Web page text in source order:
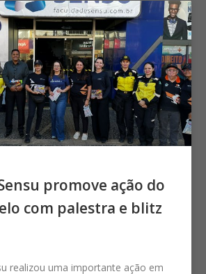
promove ação do
com palestra e blitz
realizou uma importante ação em